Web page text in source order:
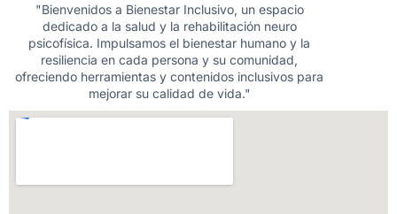
"Bienvenidos a Bienestar Inclusivo, un espacio
dedicado a la salud y la rehabilitación neuro
psicofísica. Impulsamos el bienestar humano y la
resiliencia en cada persona y su comunidad,
ofreciendo herramientas y contenidos inclusivos para
mejorar su calidad de vida."